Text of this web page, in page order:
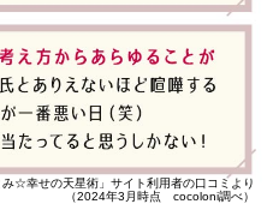
☆幸せの天星術」サイト利用者の口コミより
（2024年3月時点 cocoloni調べ）